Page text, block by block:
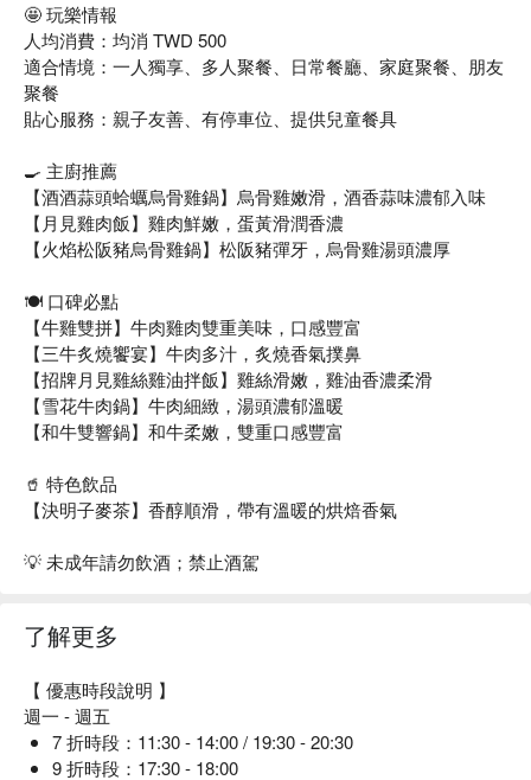
🤩 玩樂情報
人均消費：均消 TWD 500
適合情境：一人獨享、多人聚餐、日常餐廳、家庭聚餐、朋友
聚餐
貼心服務：親子友善、有停車位、提供兒童餐具
🍳 主廚推薦
【酒酒蒜頭蛤蠣烏骨雞鍋】烏骨雞嫩滑，酒香蒜味濃郁入味
【月見雞肉飯】雞肉鮮嫩，蛋黃滑潤香濃
【火焰松阪豬烏骨雞鍋】松阪豬彈牙，烏骨雞湯頭濃厚
🍽️ 口碑必點
【牛雞雙拼】牛肉雞肉雙重美味，口感豐富
【三牛炙燒饗宴】牛肉多汁，炙燒香氣撲鼻
【招牌月見雞絲雞油拌飯】雞絲滑嫩，雞油香濃柔滑
【雪花牛肉鍋】牛肉細緻，湯頭濃郁溫暖
【和牛雙響鍋】和牛柔嫩，雙重口感豐富
🥤 特色飲品
【決明子麥茶】香醇順滑，帶有溫暖的烘焙香氣
💡 未成年請勿飲酒；禁止酒駕
了解更多
【 優惠時段說明 】
週一 - 週五
7 折時段：11:30 - 14:00 / 19:30 - 20:30
9 折時段：17:30 - 18:00